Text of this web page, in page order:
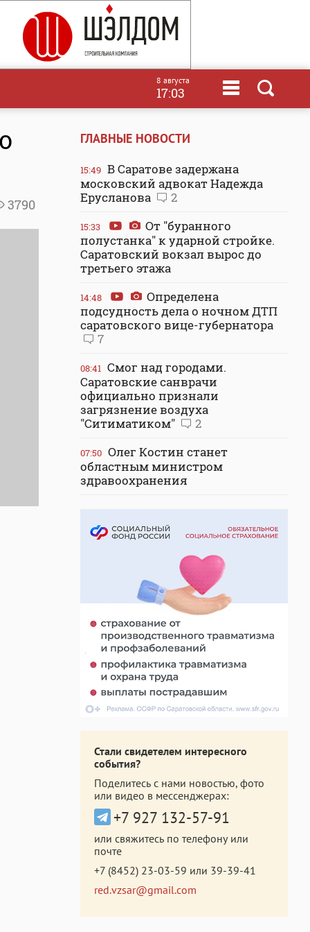
8 августа
17:03
3790
ГЛАВНЫЕ НОВОСТИ
15:49 В Саратове задержана
московский адвокат Надежда
Ерусланова
2
15:33
От "буранного
полустанка" к ударной стройке.
Саратовский вокзал вырос до
третьего этажа
14:48
Определена
подсудность дела о ночном ДТП
саратовского вице-губернатора
7
08:41 Смог над городами.
Саратовские санврачи
официально признали
загрязнение воздуха
"Ситиматиком"
2
07:50 Олег Костин станет
областным министром
здравоохранения
Стали свидетелем интересного
события?
Поделитесь с нами новостью, фото
или видео в мессенджерах:
+7 927 132-57-91
или свяжитесь по телефону или
почте
+7 (8452) 23-03-59 или 39-39-41
red.vzsar@gmail.com